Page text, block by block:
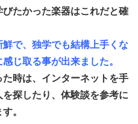
たかった楽器はこれだと確
で、独学でも結構上手くな
じ取る事が出来ました。
時は、インターネットを手
探したり、体験談を参考に
。